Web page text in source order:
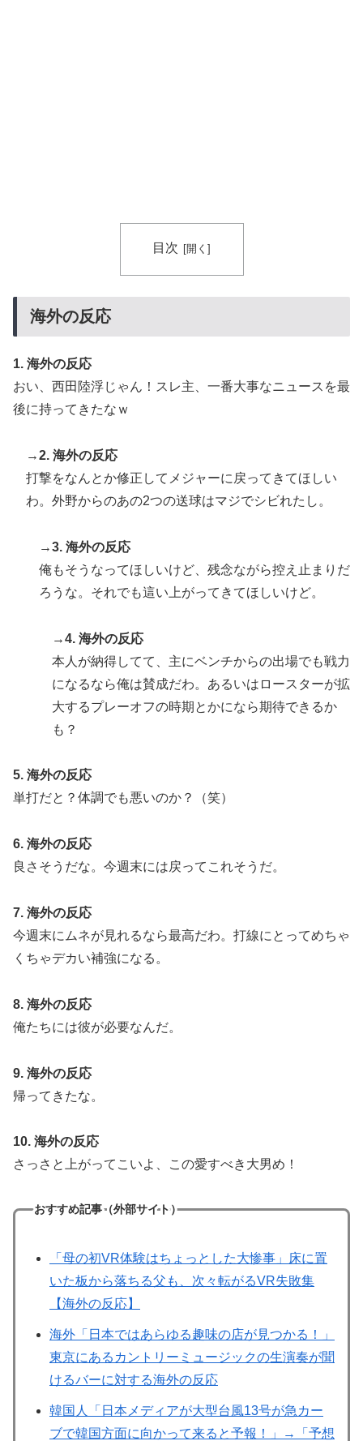
目次
海外の反応
1. 海外の反応
おい、西田陸浮じゃん！スレ主、一番大事なニュースを最
後に持ってきたなｗ
→2. 海外の反応
打撃をなんとか修正してメジャーに戻ってきてほしい
わ。外野からのあの2つの送球はマジでシビれたし。
→3. 海外の反応
俺もそうなってほしいけど、残念ながら控え止まりだ
ろうな。それでも這い上がってきてほしいけど。
→4. 海外の反応
本人が納得してて、主にベンチからの出場でも戦力
になるなら俺は賛成だわ。あるいはロースターが拡
大するプレーオフの時期とかになら期待できるか
も？
5. 海外の反応
単打だと？体調でも悪いのか？（笑）
6. 海外の反応
良さそうだな。今週末には戻ってこれそうだ。
7. 海外の反応
今週末にムネが見れるなら最高だわ。打線にとってめちゃ
くちゃデカい補強になる。
8. 海外の反応
俺たちには彼が必要なんだ。
9. 海外の反応
帰ってきたな。
10. 海外の反応
さっさと上がってこいよ、この愛すべき大男め！
おすすめ記事（外部サイト）
「母の初VR体験はちょっとした大惨事」床に置
いた板から落ちる父も、次々転がるVR失敗集
【海外の反応】
海外「日本ではあらゆる趣味の店が見つかる！」
東京にあるカントリーミュージックの生演奏が聞
けるバーに対する海外の反応
韓国人「日本メディアが大型台風13号が急カー
ブで韓国方面に向かって来ると予報！」→「予想